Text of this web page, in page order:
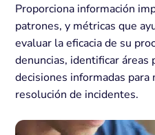
Proporciona información
patrones, y métricas que
evaluar la eficacia de su
denuncias, identificar
decisiones informadas
resolución de incidentes.